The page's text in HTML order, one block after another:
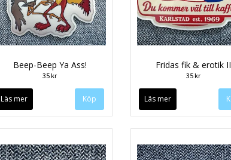
Beep-Beep Ya Ass!
35 kr
Läs mer
Fridas fik & erotik II
35 kr
Läs mer